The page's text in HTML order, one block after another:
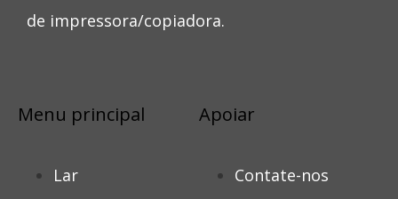
de impressora/copiadora.
Menu principal
Lar
Apoiar
Contate-nos